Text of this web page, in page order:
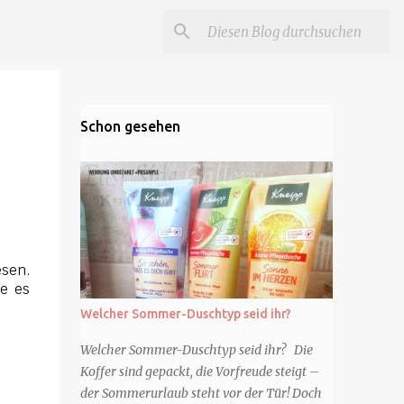
es
Schon gesehen
Welcher Sommer-Duschtyp seid ihr?
Welcher Sommer-Duschtyp seid ihr? Die
Koffer sind gepackt, die Vorfreude steigt –
der Sommerurlaub steht vor der Tür! Doch